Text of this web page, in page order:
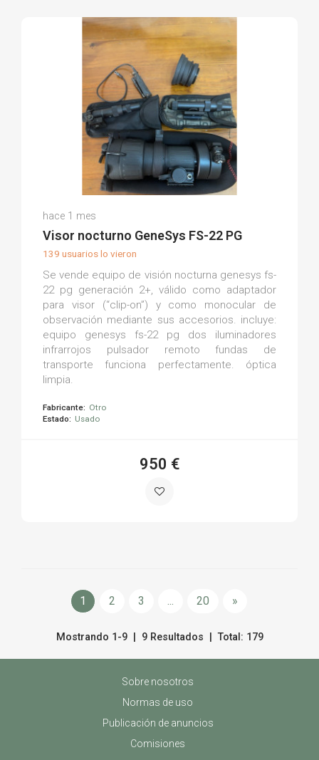
(0)
hace 1 mes
Visor nocturno GeneSys FS-22 PG
139 usuarios lo vieron
Se vende equipo de visión nocturna genesys fs-
22 pg generación 2+, válido como adaptador
para visor (“clip-on”) y como monocular de
observación mediante sus accesorios. incluye:
equipo genesys fs-22 pg dos iluminadores
infrarrojos pulsador remoto fundas de
transporte funciona perfectamente. óptica
limpia.
Fabricante: Otro
Estado: Usado
950 €
1 2 3 ... 20 »
Mostrando 1-9 | 9 Resultados | Total: 179
Sobre nosotros
Normas de uso
Publicación de anuncios
Comisiones